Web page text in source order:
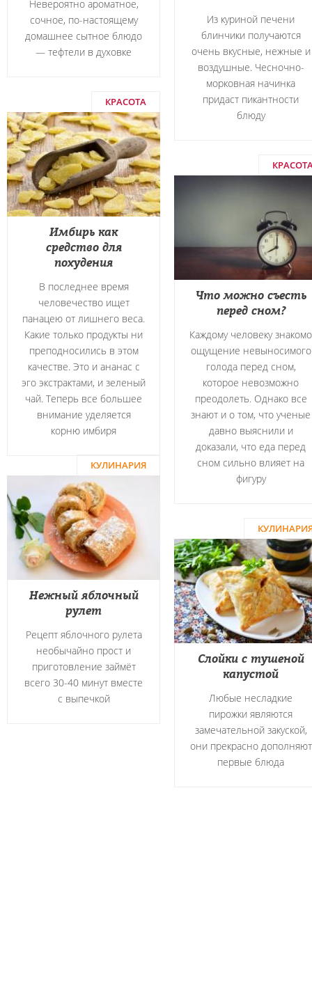
Невероятно ароматное,
сочное, по-настоящему
домашнее сытное блюдо
― тефтели в духовке
Из куриной печени
блинчики получаются
очень вкусные, нежные и
воздушные. Чесночно-
морковная начинка
придаст пикантности
блюду
КРАСОТА
Имбирь как
средство для
похудения
В последнее время
человечество ищет
панацею от лишнего веса.
Какие только продукты ни
преподносились в этом
качестве. Это и ананас с
эго экстрактами, и зеленый
чай. Теперь все большее
внимание уделяется
корню имбиря
Что можно съесть
перед сном?
Каждому человеку знакомо
ощущение невыносимого
голода перед сном,
которое невозможно
преодолеть. Однако все
знают и о том, что ученые
давно выяснили и
доказали, что еда перед
сном сильно влияет на
фигуру
КУЛИНАРИЯ
Нежный яблочный
рулет
Рецепт яблочного рулета
необычайно прост и
приготовление займёт
всего 30-40 минут вместе
с выпечкой
Слойки с тушеной
капустой
Любые несладкие
пирожки являются
замечательной закуской,
они прекрасно дополняют
первые блюда